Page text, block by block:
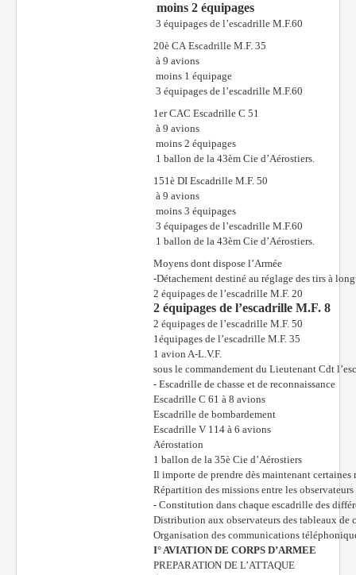
moins 2 équipages
3 équipages de l’escadrille M.F.60
20è CA Escadrille M.F. 35
à 9 avions
moins 1 équipage
3 équipages de l’escadrille M.F.60
1er CAC Escadrille C 51
à 9 avions
moins 2 équipages
1 ballon de la 43èm Cie d’Aérostiers.
151è DI Escadrille M.F. 50
à 9 avions
moins 3 équipages
3 équipages de l’escadrille M.F.60
1 ballon de la 43èm Cie d’Aérostiers.
Moyens dont dispose l’Armée
-Détachement destiné au réglage des tirs à
2 équipages de l’escadrille M.F. 20
2 équipages de l’escadrille M.F. 8
2 équipages de l’escadrille M.F. 50
1équipages de l’escadrille M.F. 35
1 avion A-L.V.F.
sous le commandement du Lieutenant Cdt
- Escadrille de chasse et de reconnaissance
Escadrille C 61 à 8 avions
Escadrille de bombardement
Escadrille V 114 à 6 avions
Aérostation
1 ballon de la 35è Cie d’Aérostiers
Il importe de prendre dès maintenant certaines
Répartition des missions entre les
- Constitution dans chaque escadrille des
Distribution aux observateurs des tableaux de
Organisation des communications
I° AVIATION DE CORPS D’ARMEE
PREPARATION DE L’ATTAQUE